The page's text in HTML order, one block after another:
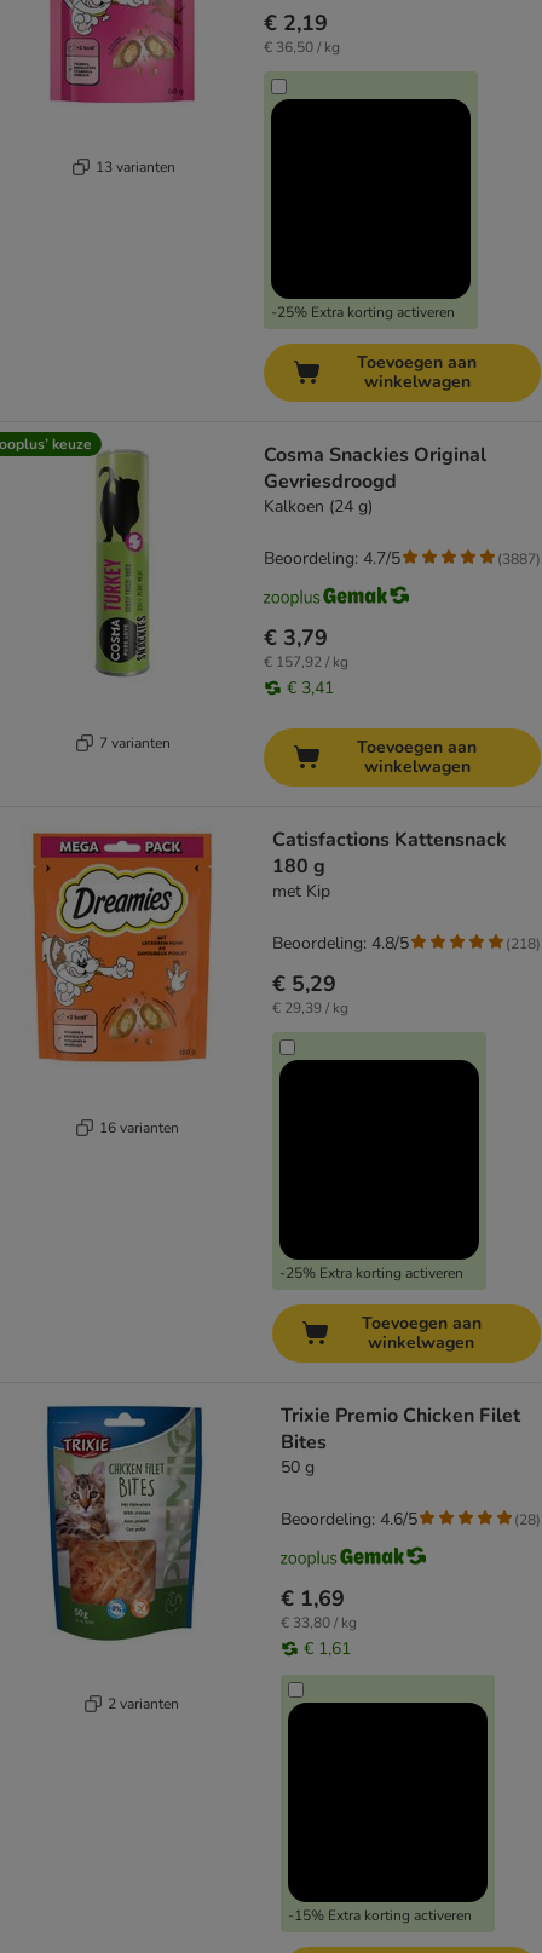
13 varianten
€ 2,19
€ 36,50 / kg
-25% Extra korting activeren
Toevoegen aan
winkelwagen
keuze
7 varianten
Cosma Snackies Original
Gevriesdroogd
Kalkoen (24 g)
€ 3,79
€ 157,92 / kg
€ 3,41
Beoordeling: 4.7/5 (3887)
Toevoegen aan
winkelwagen
16 varianten
Catisfactions Kattensnack
180 g
met Kip
€ 5,29
€ 29,39 / kg
-25% Extra korting activeren
Beoordeling: 4.8/5 (218)
Toevoegen aan
winkelwagen
2 varianten
Trixie Premio Chicken Filet
Bites
50 g
€ 1,69
€ 33,80 / kg
€ 1,61
-15% Extra korting activeren
Beoordeling: 4.6/5 (28)